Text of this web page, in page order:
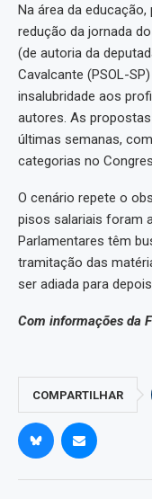
Na área da
redução da jornada
(de autoria da
Cavalcante (PSOL-
insalubridade aos
autores. As
últimas semanas,
categorias no
O cenário repete o
pisos salariais foram
Parlamentares têm
tramitação das
ser adiada para
Com informações da
COMPARTILHAR